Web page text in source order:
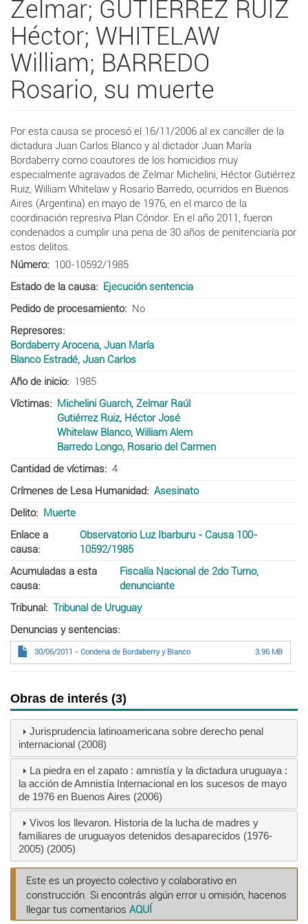
Zelmar; GUTIERREZ RUIZ
Héctor; WHITELAW
William; BARREDO
Rosario, su muerte
Por esta causa se procesó el 16/11/2006 al ex canciller de la
dictadura Juan Carlos Blanco y al dictador Juan María
Bordaberry como coautores de los homicidios muy
especialmente agravados de Zelmar Michelini, Héctor Gutiérrez
Ruiz, William Whitelaw y Rosario Barredo, ocurridos en Buenos
Aires (Argentina) en mayo de 1976, en el marco de la
coordinación represiva Plan Cóndor. En el año 2011, fueron
condenados a cumplir una pena de 30 años de penitenciaría por
estos delitos.
Número
100-10592/1985
Estado de la causa
Ejecución sentencia
Pedido de procesamiento
No
Represores
Bordaberry Arocena, Juan María
Blanco Estradé, Juan Carlos
Año de inicio
1985
Víctimas
Michelini Guarch, Zelmar Raúl
Gutiérrez Ruiz, Héctor José
Whitelaw Blanco, William Alem
Barredo Longo, Rosario del Carmen
Cantidad de víctimas
4
Crímenes de Lesa Humanidad
Asesinato
Delito
Muerte
Enlace a
causa
Observatorio Luz Ibarburu - Causa 100-
10592/1985
Acumuladas a esta
causa
Fiscalía Nacional de 2do Turno,
denunciante
Tribunal
Tribunal de Uruguay
Denuncias y sentencias
30/06/2011 - Condena de Bordaberry y Blanco 3.96 MB
Obras de interés (3)
Jurisprudencia latinoamericana sobre derecho penal
internacional (2008)
La piedra en el zapato : amnistía y la dictadura uruguaya :
la acción de Amnistía Internacional en los sucesos de mayo
de 1976 en Buenos Aires (2006)
Vivos los llevaron. Historia de la lucha de madres y
familiares de uruguayos detenidos desaparecidos (1976-
2005) (2005)
Este es un proyecto colectivo y colaborativo en
construcción. Si encontrás algún error u omisión, hacenos
llegar tus comentarios AQUÍ